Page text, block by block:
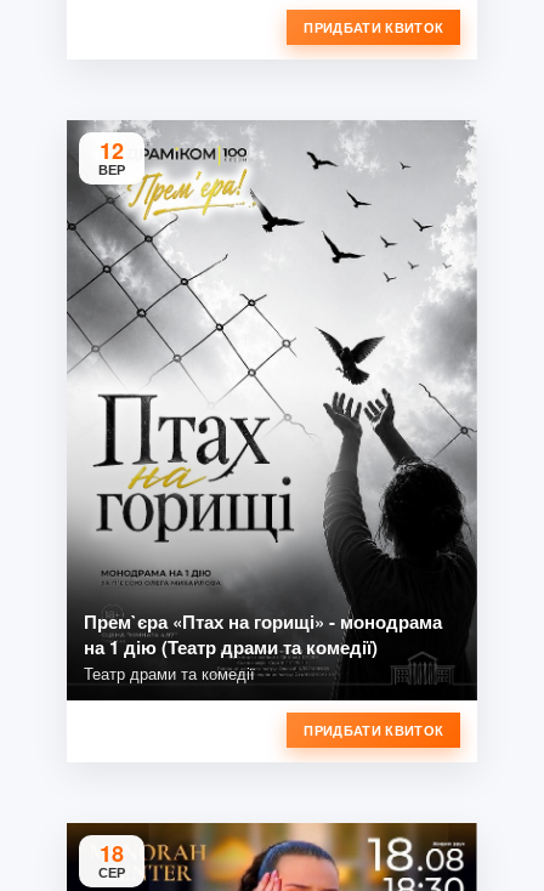
ПРИДБАТИ КВИТОК
12
ВЕР
Прем`єра «Птах на горищі» - монодрама
на 1 дію (Театр драми та комедії)
Театр драми та комедії
ПРИДБАТИ КВИТОК
18
СЕР